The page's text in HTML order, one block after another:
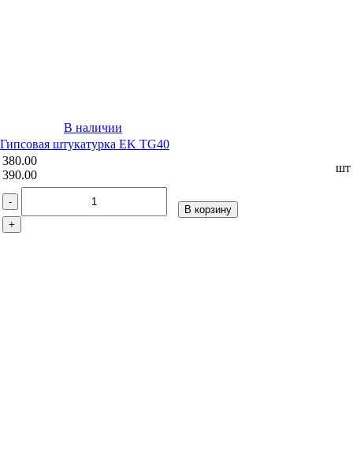
В наличии
Гипсовая штукатурка EK TG40
380.00
390.00
шт
-
+
В корзину